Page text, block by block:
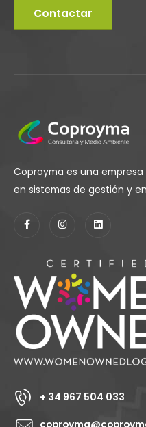
Contactar
Coproyma es una
en sistemas de gestión y
+ 34 967 504 033